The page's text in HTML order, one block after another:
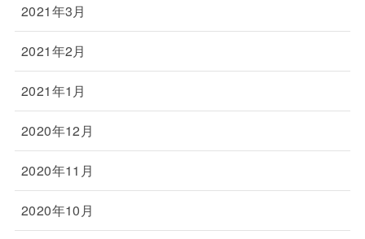
2021年3月
2021年2月
2021年1月
2020年12月
2020年11月
2020年10月